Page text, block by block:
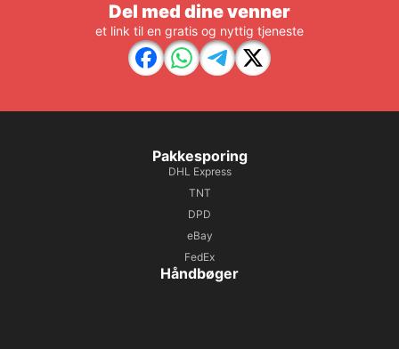
Del med dine venner
et link til en gratis og nyttig tjeneste
Pakkesporing
DHL Express
TNT
DPD
eBay
FedEx
Håndbøger